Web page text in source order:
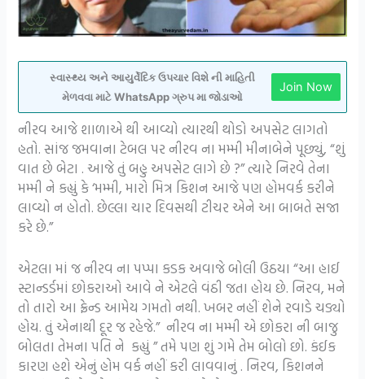
સ્વાસ્થ્ય અને આયુર્વેદિક ઉપચાર વિશે ની માહિતી
મેળવવા માટે WhatsApp ગ્રુપ મા જોડાઓ
Join Now
નીરવ આજે શાળાએ થી આવ્યો ત્યારથી થોડો અપસેટ લાગતો
હતો. સાંજ જમવાના ટેબલ પર નીરવ ના મમ્મી મીનાબેને પૂછ્યું, “શું
વાત છે બેટા . આજે તું બહુ અપસેટ લાગે છે ?” ત્યારે નિરવે તેના
મમ્મી ને કહ્યું કે ‘મમ્મી, મારો મિત્ર કિશન આજે પણ હોમવર્ક કરીને
લાવ્યો ન હોતો. છેલ્લા ચાર દિવસથી ટીચર એને આ બાબતે સજા
કરે છે.”
એટલા માં જ નીરવ ના પપ્પા કડક અવાજે બોલી ઉઠયા “આ હાઈ
સ્ટાન્ડર્ડમાં છોકરાઓ આવે ને એટલે વંઠી જતા હોય છે. નિરવ, મને
તો તારો આ ફ્રેન્ડ આમેય ગમતો નથી. ખબર નહીં શેને રવાડે ચડ્યો
હોય. તું એનાથી દૂર જ રહેજે.” નીરવ ના મમ્મી એ છોકરા ની બાજુ
બોલતા તેમના પતિ ને કહ્યું ” તમે પણ શું ગમે તેમ બોલો છો. કંઈક
કારણ હશે એનું હોમ વર્ક નહીં કરી લાવવાનું . નિરવ, કિશનને